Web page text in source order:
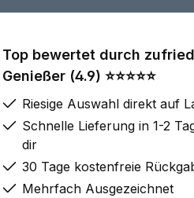
Top bewertet durch
Genießer (4.9) ⭐⭐⭐⭐⭐
Riesige Auswahl direkt auf
Schnelle Lieferung in 1-2
dir
30 Tage kostenfreie
Mehrfach Ausgezeichnet